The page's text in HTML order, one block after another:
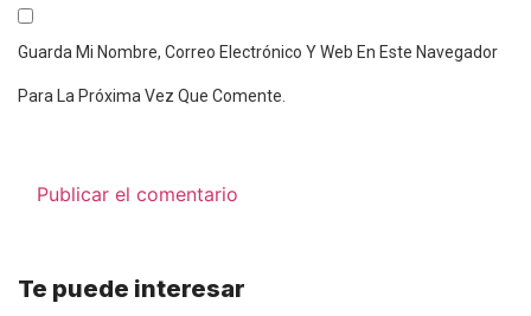
Guarda Mi Nombre, Correo Electrónico Y Web En Este Navegador
Para La Próxima Vez Que Comente.
Te puede interesar